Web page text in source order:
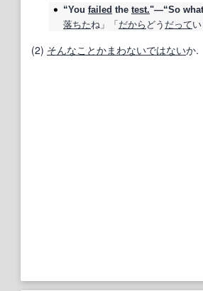
“You failed the test."—“So
落ちたね」「だから どう だって
(2) そんなことかまわないではないか.